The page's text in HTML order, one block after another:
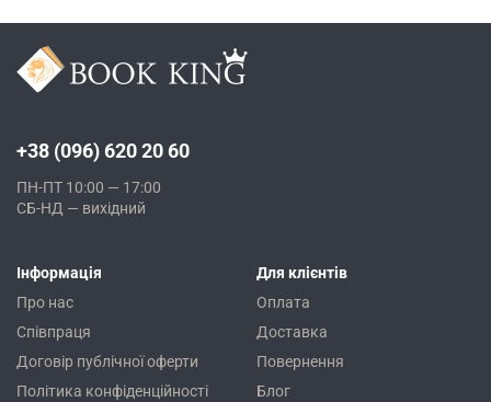
+38 (096) 620 20 60
ПН-ПТ 10:00 — 17:00
СБ-НД — вихідний
Інформація
Про нас
Співпраця
Договір публічної оферти
Політика конфіденційності
Для клієнтів
Оплата
Доставка
Повернення
Блог